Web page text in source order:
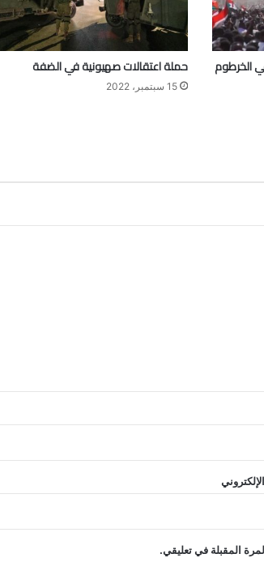
حملة اعتقالات صهيونية في الضفة
15 سبتمبر، 2022
المقبلة في تعليقي.